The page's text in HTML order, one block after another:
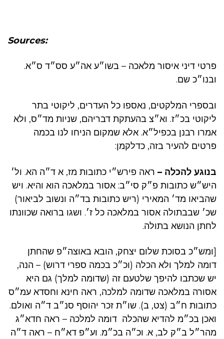
Sources:
פרטי דיני איסור מלאכה – בשו״ע אה״ע סס״ד ס״א.
ובנו״כ שם.
ובספרי המלקטים, נאספו כל העדרים, ליקוטי בתר
ליקוטי בכ״ז. וא״צ בהעתקת דבריהם, שניות מד״ס, ולא
אמרו רבנן בכפיל״א. אלא שמקום הניחו לנו בכמה
פרטים להעיר בזה, כדלקמן:
בנוגע להכלה – ראה פירש״י כתובות מז, א ד״ה הא. ול׳
היש״ש כתובות פ״ק סי״ב: אסור במלאכה הוא והיא. ויש
שהביאו מד׳ המאירי (ריש כתובות בד״ה ונשוב לביאור)
שכ׳ שבבתולה אסור במלאכה כל ז׳. ושגו ברואה שכוונתו
לחתן הנושא בתולה.
[ומש״כ בסוכת שלום יצחק, הובא באוצה״פ שהחתן
דומה למלך ולא הכלה (וכ״כ בכמה ספרי דרוש) – הנה,
יש שכתבו להיפך שלטעם זה (שדומה למלך) גם היא
אסורה במלאכה שדומה למלכה, ראה חינא וחסדא עמ״ס
כתובות ח״ב (צט, ב). שו״ת זכר יהוסף סנ״ב ד״ה ואולם.
ואכן בכ״מ להדיא שהכלה דומה למלכה – ראה חדא״ג
מהר״ל ב״ק לב, א. וכ״ה בכ״מ. וע״פ דא״ח – ראה ד״ה